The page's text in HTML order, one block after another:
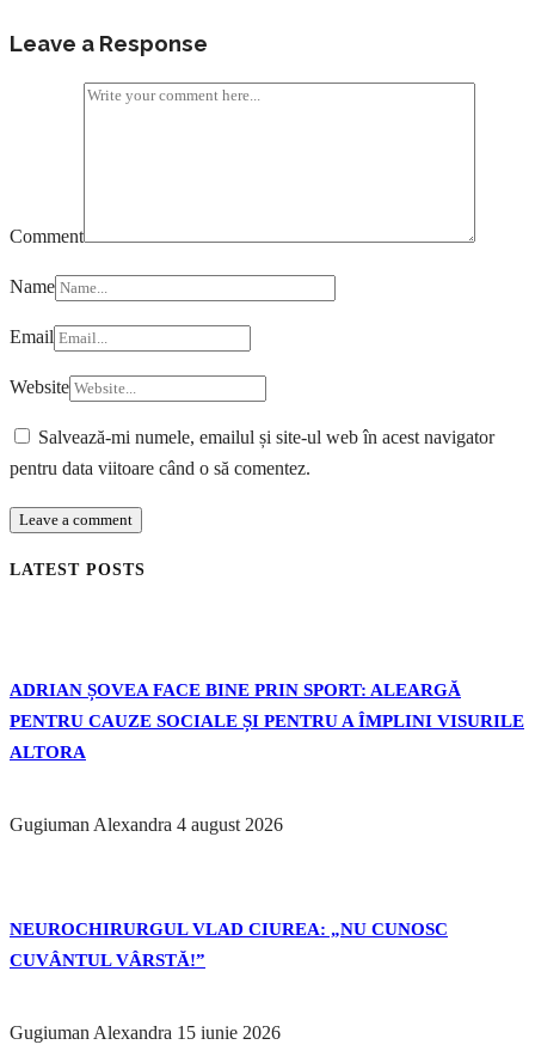
Leave a Response
Comment
Name
Email
Website
Salvează-mi numele, emailul și site-ul web în acest navigator
pentru data viitoare când o să comentez.
LATEST POSTS
ADRIAN ȘOVEA FACE BINE PRIN SPORT: ALEARGĂ
PENTRU CAUZE SOCIALE ȘI PENTRU A ÎMPLINI VISURILE
ALTORA
Gugiuman Alexandra 4 august 2026
NEUROCHIRURGUL VLAD CIUREA: „NU CUNOSC
CUVÂNTUL VÂRSTĂ!”
Gugiuman Alexandra 15 iunie 2026